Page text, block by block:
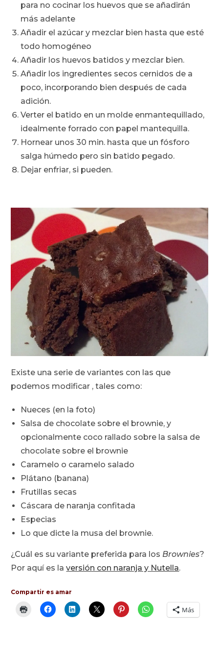
para no cocinar los huevos que se añadirán
más adelante
Añadir el azúcar y mezclar bien hasta que esté
todo homogéneo
Añadir los huevos batidos y mezclar bien.
Añadir los ingredientes secos cernidos de a
poco, incorporando bien después de cada
adición.
Verter el batido en un molde enmantequillado,
idealmente forrado con papel mantequilla.
Hornear unos 30 min. hasta que un fósforo
salga húmedo pero sin batido pegado.
Dejar enfriar, si pueden.
Existe una serie de variantes con las que
podemos modificar , tales como:
Nueces (en la foto)
Salsa de chocolate sobre el brownie, y
opcionalmente coco rallado sobre la salsa de
chocolate sobre el brownie
Caramelo o caramelo salado
Plátano (banana)
Frutillas secas
Cáscara de naranja confitada
Especias
Lo que dicte la musa del brownie.
¿Cuál es su variante preferida para los Brownies?
Por aquí es laversión con naranja y Nutella.
Compartir es amar
Más